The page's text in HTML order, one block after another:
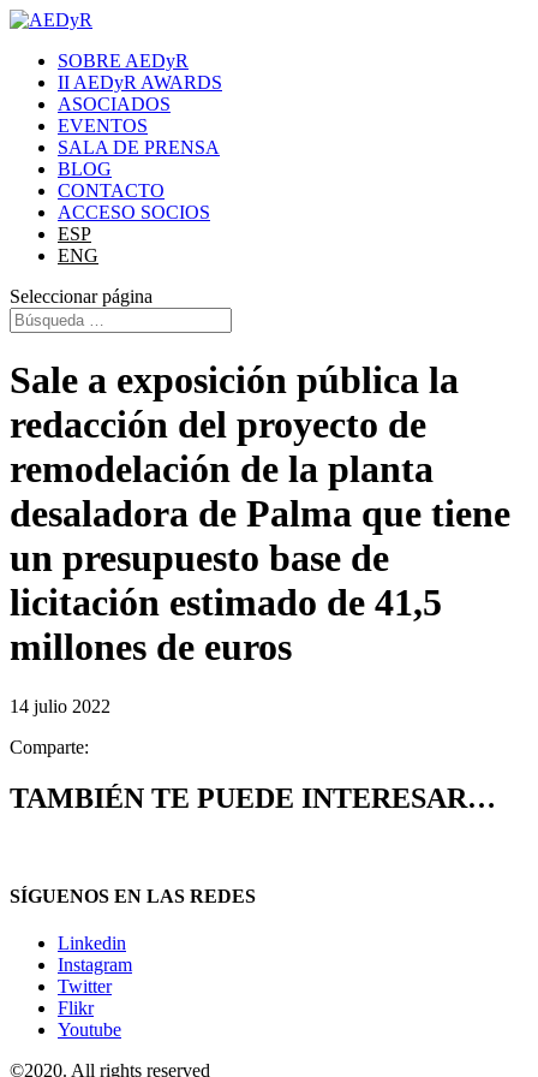
SOBRE AEDyR
II AEDyR AWARDS
ASOCIADOS
EVENTOS
SALA DE PRENSA
BLOG
CONTACTO
ACCESO SOCIOS
ESP
ENG
Seleccionar página
Sale a exposición pública la
redacción del proyecto de
remodelación de la planta
desaladora de Palma que tiene
un presupuesto base de
licitación estimado de 41,5
millones de euros
14 julio 2022
Comparte:
TAMBIÉN TE PUEDE INTERESAR…
SÍGUENOS EN LAS REDES
Linkedin
Instagram
Twitter
Flikr
Youtube
©2020. All rights reserved